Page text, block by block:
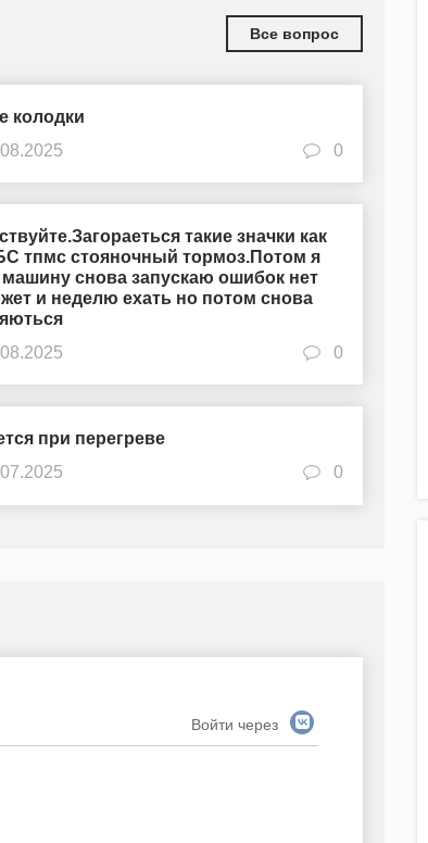
Все вопрос
колодки
0
такие значки как
тпмс стояночный тормоз.Потом я
машину снова запускаю ошибок нет
и неделю ехать но потом снова
0
при перегреве
0
Войти через